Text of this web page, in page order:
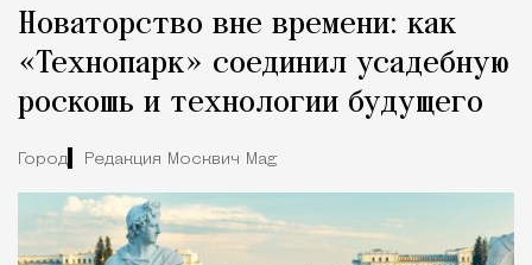
Новаторство вне времени: как
«Технопарк» соединил усадебную
роскошь и технологии будущего
Город Редакция Москвич Mag